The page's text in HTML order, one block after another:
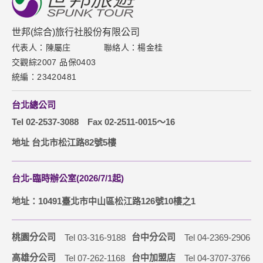
新聞中心
聯絡我們
下載專區
網站導覽
取消訂單說明
隱私權保護政策
世邦(綜合)旅行社股份有限公司
代表人：陳屬庄
聯絡人：楊金桂
交觀綜2007 品保0403
統編：23420481
台北總公司
Tel 02-2537-3088
Fax 02-2511-0015～16
地址 台北市松江路82號5樓
台北-臨時辦公室(2026/7/1起)
地址：10491臺北市中山區松江路126號10樓之1
桃園分公司 Tel 03-316-9188 台中分公司
Tel 04-2369-2906
高雄分公司
Tel 07-262-1168 台中加盟店 Tel 04-3707-3766